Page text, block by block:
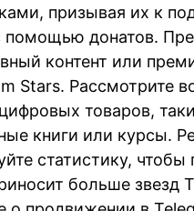
призывая их к
помощью донатов.
контент или
Stars. Рассмотрите
товаров,
книги или курсы.
статистику, чтобы
больше звезд